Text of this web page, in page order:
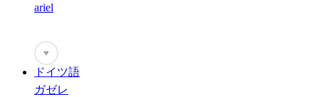
ariel
♥
ドイツ語
ガゼレ